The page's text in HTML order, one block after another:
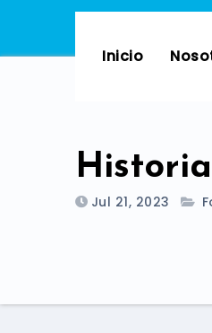
Inicio
Jul 21, 2023